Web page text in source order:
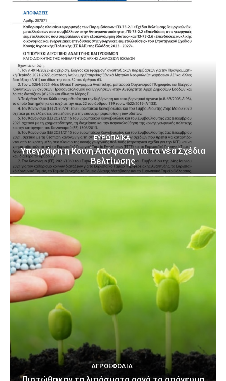
ΕΥΡΩΠΑΪΚΆ
Υπεγράφη η Κοινή Απόφαση για τα νέα Σχέδια
Βελτίωσης
ΑΓΡΟΕΦΌΔΙΑ